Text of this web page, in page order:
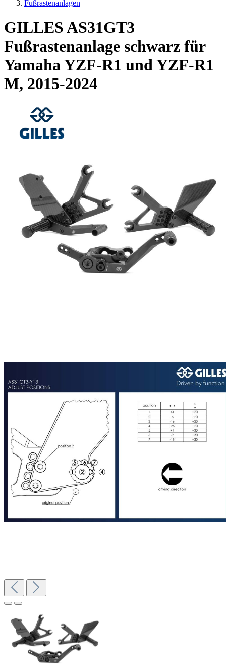
Fußrastenanlagen
GILLES AS31GT3
Fußrastenanlage schwarz für
Yamaha YZF-R1 und YZF-R1
M, 2015-2024